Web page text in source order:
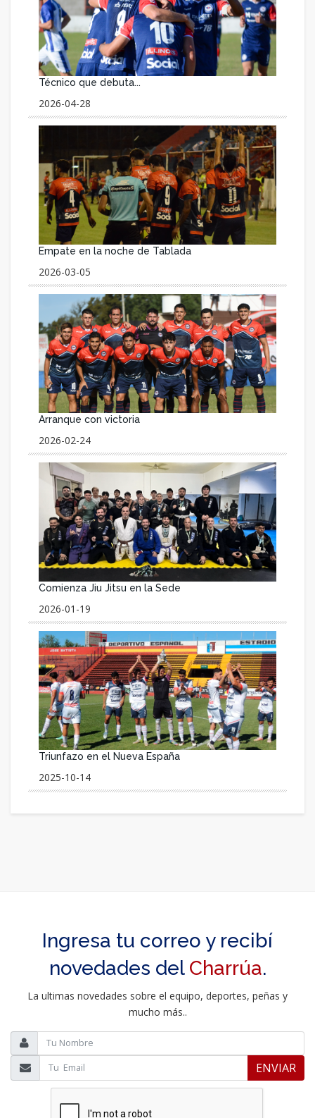
Técnico que debuta...
2026-04-28
Empate en la noche de Tablada
2026-03-05
Arranque con victoria
2026-02-24
Comienza Jiu Jitsu en la Sede
2026-01-19
Triunfazo en el Nueva España
2025-10-14
Ingresa tu correo y recibí
novedades del Charrúa.
La ultimas novedades sobre el equipo, deportes, peñas y
mucho más..
ENVIAR